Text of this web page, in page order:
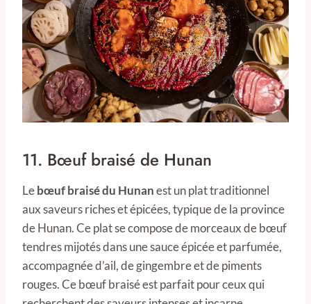
11. Bœuf braisé de Hunan
Lebœuf braisé du Hunanest un plat traditionnel
aux saveurs riches et épicées, typique de la province
de Hunan. Ce plat se compose de morceaux de bœuf
tendres mijotés dans une sauce épicée et parfumée,
accompagnée d’ail, de gingembre et de piments
rouges. Ce bœuf braisé est parfait pour ceux qui